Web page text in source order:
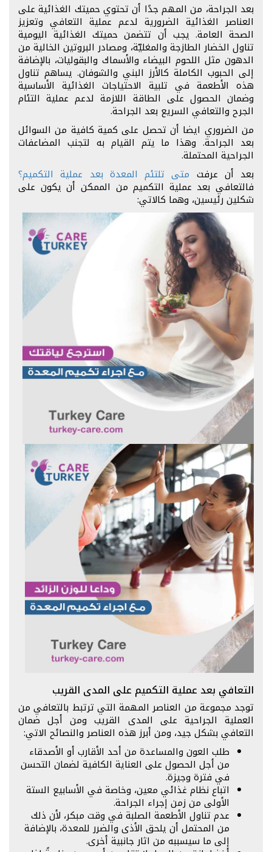
بعد الجراحة، من المهم جدًا أن تحتوي حميتك الغذائية على
العناصر الغذائية الضرورية لدعم عملية التعافي وتعزيز
الصحة العامة. يجب أن تتضمن حميتك الغذائية اليومية
تناول الخضار الطازجة والمغليّة، ومصادر البروتين الخالية من
الدهون مثل اللحوم البيضاء والأسماك والبقوليات، بالإضافة
إلى الحبوب الكاملة كالأرز البني والشوفان. يساهم تناول
هذه الأطعمة في تلبية الاحتياجات الغذائية الأساسية
وضمان الحصول على الطاقة اللازمة لدعم عملية التئام
الجرح والتعافي السريع بعد الجراحة.
من الضروري ايضا أن تحصل على كمية كافية من السوائل
بعد الجراحة. وهذا ما يتم القيام به لتجنب المضاعفات
الجراحية المحتملة.
بعد أن عرفت متى تلتئم المعدة بعد عملية التكميم؟
فالتعافي بعد عملية التكميم من الممكن أن يكون على
شكلين رئيسين، وهما كالاتي:
التعافي بعد عملية التكميم على المدى القريب
توجد مجموعة من العناصر المهمة التي ترتبط بالتعافي من
العملية الجراحية على المدى القريب ومن أجل ضمان
التعافي بشكل جيد، ومن أبرز هذه العناصر والنصائح الاتي:
طلب العون والمساعدة من أحد الأقارب أو الأصدقاء
من أجل الحصول على العناية الكافية لضمان التحسن
في فترة وجيزة.
اتباع نظام غذائي معين، وخاصة في الأسابيع الستة
الأولى من زمن إجراء الجراحة.
عدم تناول الأطعمة الصلبة في وقت مبكر، لأن ذلك
من المحتمل أن يلحق الأذى والضرر للمعدة، بالإضافة
إلى ما سيسببه من اثار جانبية أخرى.